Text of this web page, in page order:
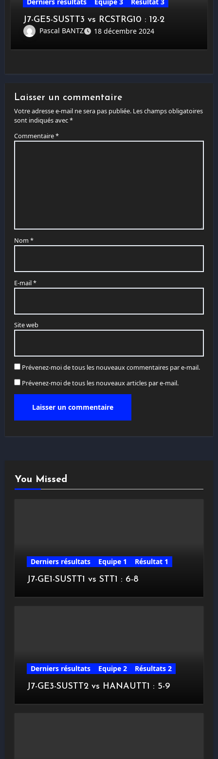
Derniers résultats Equipe 3
Résultat 3
J7-GE5-SUSTT3 vs RCSTRG10 : 12-2
Pascal BANTZ
18 décembre 2024
Laisser un commentaire
Votre adresse e-mail ne sera pas publiée. Les champs obligatoires
sont indiqués avec*
Commentaire*
Nom *
E-mail*
Site web
Prévenez-moi de tous les nouveaux commentaires par e-mail.
Prévenez-moi de tous les nouveaux articles par e-mail.
You Missed
Derniers résultats Equipe 1
Résultat 1
J7-GE1-SUSTT1 vs STT1 : 6-8
Derniers résultats Equipe 2
Résultats 2
J7-GE3-SUSTT2 vs HANAUTT1 : 5-9